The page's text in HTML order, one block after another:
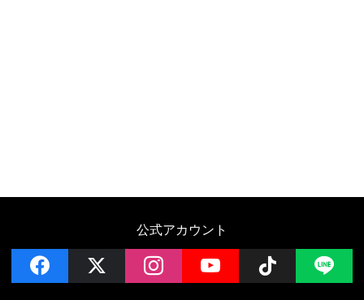
公式アカウント
facebook instagramYouTube Follow